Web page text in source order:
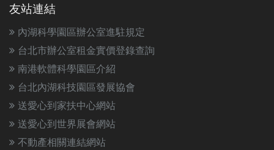
友站連結
內湖科學園區辦公室進駐規定
台北市辦公室租金實價登錄查詢
南港軟體科學園區介紹
台北內湖科技園區發展協會
送愛心到家扶中心網站
送愛心到世界展會網站
不動產相關連結網站